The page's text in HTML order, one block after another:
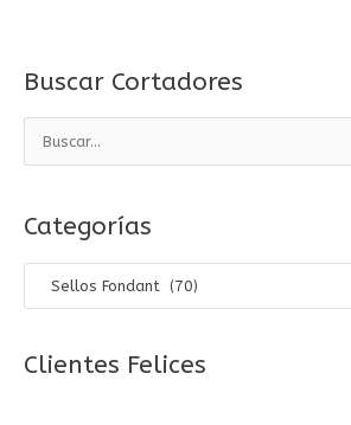
Buscar Cortadores
c
a
o
Categorías
Sellos Fondant (70)
Clientes Felices